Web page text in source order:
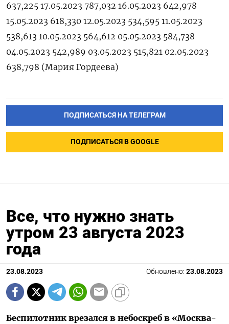
637,225 17.05.2023 787,032 16.05.2023 642,978
15.05.2023 618,330 12.05.2023 534,595 11.05.2023
538,613 10.05.2023 564,612 05.05.2023 584,738
04.05.2023 542,989 03.05.2023 515,821 02.05.2023
638,798 (Мария Гордеева)
ПОДПИСАТЬСЯ НА ТЕЛЕГРАМ
ПОДПИСАТЬСЯ В GOOGLE
Все, что нужно знать
утром 23 августа 2023
года
23.08.2023 Обновлено: 23.08.2023
Беспилотник врезался в небоскреб в «Москва-